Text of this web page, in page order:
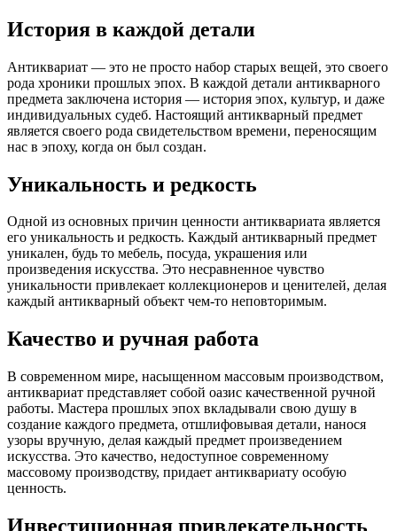
История в каждой детали
Антиквариат — это не просто набор старых вещей, это своего
рода хроники прошлых эпох. В каждой детали антикварного
предмета заключена история — история эпох, культур, и даже
индивидуальных судеб. Настоящий антикварный предмет
является своего рода свидетельством времени, переносящим
нас в эпоху, когда он был создан.
Уникальность и редкость
Одной из основных причин ценности антиквариата является
его уникальность и редкость. Каждый антикварный предмет
уникален, будь то мебель, посуда, украшения или
произведения искусства. Это несравненное чувство
уникальности привлекает коллекционеров и ценителей, делая
каждый антикварный объект чем-то неповторимым.
Качество и ручная работа
В современном мире, насыщенном массовым производством,
антиквариат представляет собой оазис качественной ручной
работы. Мастера прошлых эпох вкладывали свою душу в
создание каждого предмета, отшлифовывая детали, нанося
узоры вручную, делая каждый предмет произведением
искусства. Это качество, недоступное современному
массовому производству, придает антиквариату особую
ценность.
Инвестиционная привлекательность